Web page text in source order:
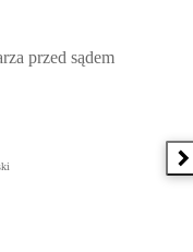
sądem lekarskim,
przed sądem